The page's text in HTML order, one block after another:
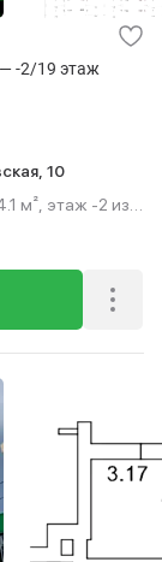
-2/19 этаж
10
м², этаж -2 из